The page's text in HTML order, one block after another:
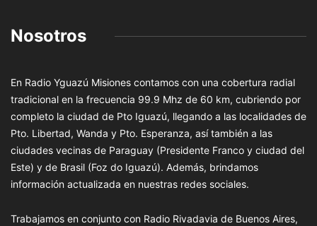
Nosotros
En Radio Yguazú Misiones contamos con una cobertura radial
tradicional en la frecuencia 99.9 Mhz de 60 km, cubriendo por
completo la ciudad de Pto Iguazú, llegando a las localidades de
Pto. Libertad, Wanda y Pto. Esperanza, así también a las
ciudades vecinas de Paraguay (Presidente Franco y ciudad del
Este) y de Brasil (Foz do Iguazú). Además, brindamos
información actualizada en nuestras redes sociales.
Trabajamos en conjunto con Radio Rivadavia de Buenos Aires,